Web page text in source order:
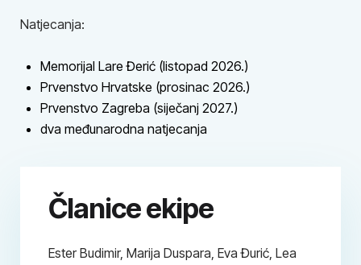
Natjecanja:
Memorijal Lare Đerić (listopad 2026.)
Prvenstvo Hrvatske (prosinac 2026.)
Prvenstvo Zagreba (siječanj 2027.)
dva međunarodna natjecanja
Članice ekipe
Ester Budimir, Marija Duspara, Eva Đurić, Lea